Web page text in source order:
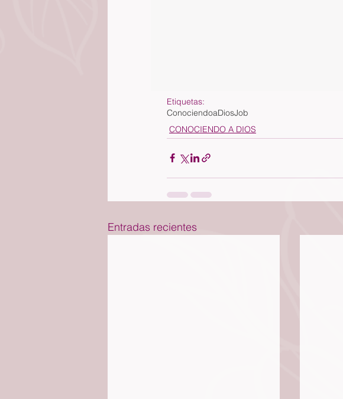
Etiquetas:
ConociendoaDiosJob
CONOCIENDO A DIOS
Entradas recientes